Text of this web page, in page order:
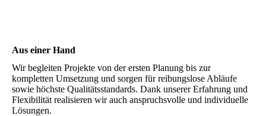
Aus einer Hand
Wir begleiten Projekte von der ersten Planung bis zur
kompletten Umsetzung und sorgen für reibungslose Abläufe
sowie höchste Qualitätsstandards. Dank unserer Erfahrung und
Flexibilität realisieren wir auch anspruchsvolle und individuelle
Lösungen.